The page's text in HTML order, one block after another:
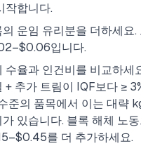
작합니다.
의 운임 유리분을 더하세요.
입니다.
수율과 인건비를 비교하세
+ 추가 트림이 IQF보다 ≥
준의 품목에서 이는 대략
가 있습니다. 블록 해체 노
를 더 추가하세요.